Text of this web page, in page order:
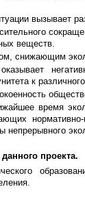
вызывает
веществ.
снижающим
к
время
непрерывного
проекта.